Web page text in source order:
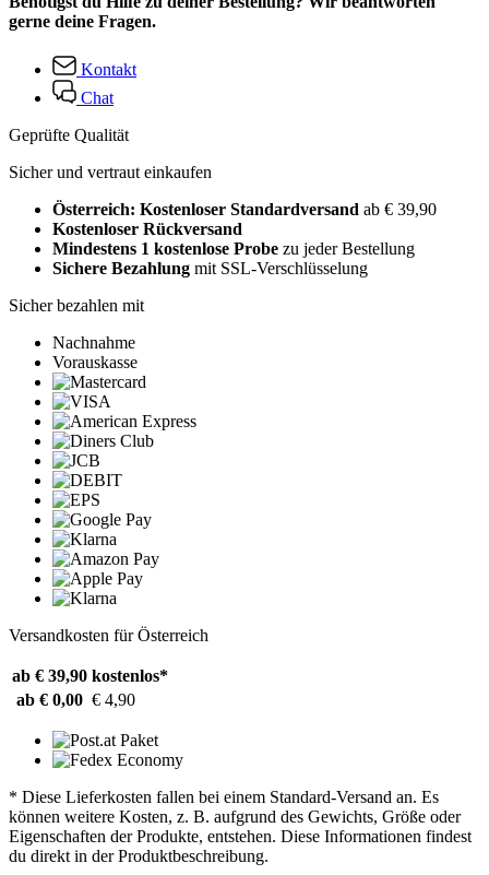
gerne deine Fragen.
Kontakt
Chat
Geprüfte Qualität
Sicher und vertraut einkaufen
Österreich: Kostenloser Standardversand ab € 39,90
Kostenloser Rückversand
Mindestens 1 kostenlose Probe zu jeder Bestellung
Sichere Bezahlung mit SSL-Verschlüsselung
Sicher bezahlen mit
Nachnahme
Vorauskasse
Versandkosten für Österreich
ab € 39,90 kostenlos*
ab € 0,00 € 4,90
* Diese Lieferkosten fallen bei einem Standard-Versand an. Es
können weitere Kosten, z. B. aufgrund des Gewichts, Größe oder
Eigenschaften der Produkte, entstehen. Diese Informationen findest
du direkt in der Produktbeschreibung.